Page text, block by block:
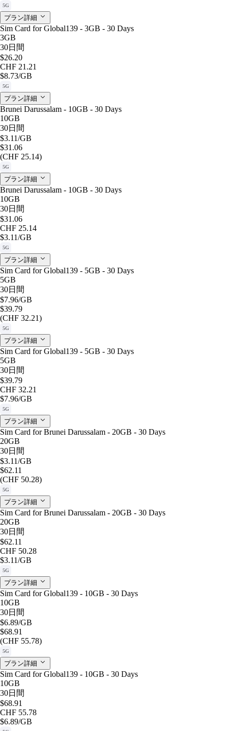
5G
プラン詳細
Sim Card for Global139 - 3GB - 30 Days
3GB
30日間
$26.20
CHF 21.21
$8.73/GB
5G
プラン詳細
Brunei Darussalam - 10GB - 30 Days
10GB
30日間
$3.11/GB
$31.06
(CHF 25.14)
5G
プラン詳細
Brunei Darussalam - 10GB - 30 Days
10GB
30日間
$31.06
CHF 25.14
$3.11/GB
5G
プラン詳細
Sim Card for Global139 - 5GB - 30 Days
5GB
30日間
$7.96/GB
$39.79
(CHF 32.21)
5G
プラン詳細
Sim Card for Global139 - 5GB - 30 Days
5GB
30日間
$39.79
CHF 32.21
$7.96/GB
5G
プラン詳細
Sim Card for Brunei Darussalam - 20GB - 30 Days
20GB
30日間
$3.11/GB
$62.11
(CHF 50.28)
5G
プラン詳細
Sim Card for Brunei Darussalam - 20GB - 30 Days
20GB
30日間
$62.11
CHF 50.28
$3.11/GB
5G
プラン詳細
Sim Card for Global139 - 10GB - 30 Days
10GB
30日間
$6.89/GB
$68.91
(CHF 55.78)
5G
プラン詳細
Sim Card for Global139 - 10GB - 30 Days
10GB
30日間
$68.91
CHF 55.78
$6.89/GB